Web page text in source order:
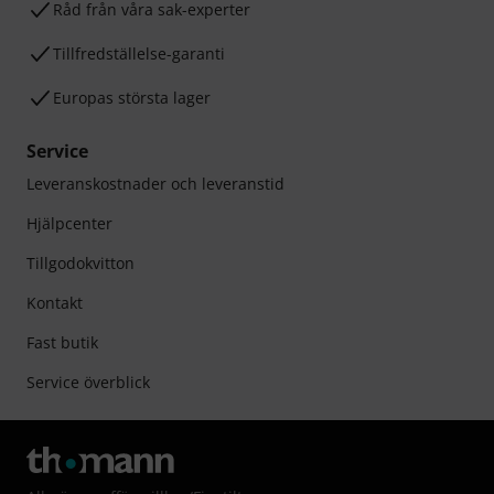
Råd från våra sak-experter
Tillfredställelse-garanti
Europas största lager
Service
Leveranskostnader och leveranstid
Hjälpcenter
Tillgodokvitton
Kontakt
Fast butik
Service överblick